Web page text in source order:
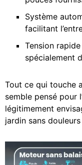
Système
facilitant
Tension
spécialement
Tout ce qui touche
semble pensé pour
légitimement
jardin sans